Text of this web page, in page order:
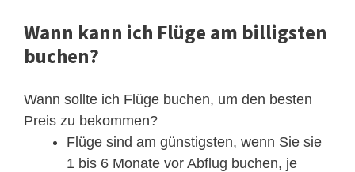
Wann kann ich Flüge am billigsten
buchen?
Wann sollte ich Flüge buchen, um den besten
Preis zu bekommen?
Flüge sind am günstigsten, wenn Sie sie
1 bis 6 Monate vor Abflug buchen, je